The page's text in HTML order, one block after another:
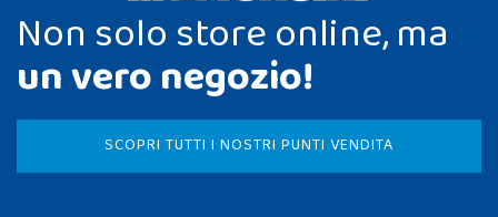
Non solo store online, ma
un vero negozio!
SCOPRI TUTTI I NOSTRI PUNTI VENDITA